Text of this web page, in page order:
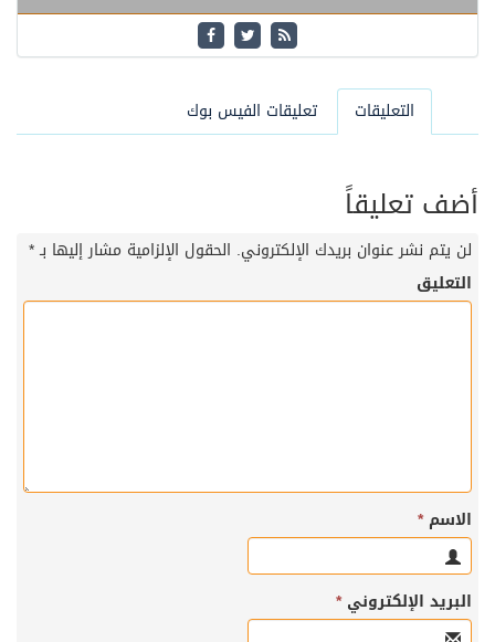
التعليقات تعليقات الفيس بوك
أضف تعليقاً
لن يتم نشر عنوان بريدك الإلكتروني. الحقول الإلزامية مشار إليها بـ*
التعليق
الاسم*
البريد الإلكتروني*